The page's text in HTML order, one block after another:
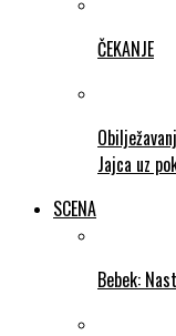
ČEKANJE
Jajca uz
SCENA
Bebek: